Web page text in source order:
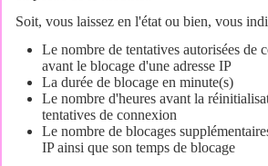
Soit, vous laissez en l'état ou bien, vous
Le nombre de tentatives autorisées de
avant le blocage d'une adresse IP
La durée de blocage en minute(s)
Le nombre d'heures avant la
tentatives de connexion
Le nombre de blocages
IP ainsi que son temps de blocage